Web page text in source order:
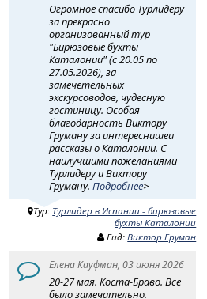
Огромное спасибо Турлидеру
за прекрасно
организованный тур
"Бирюзовые бухты
Каталонии" (с 20.05 по
27.05.2026), за
замечетельных
экскурсоводов, чудесную
гостиницу. Особая
благодарность Виктору
Груману за интереснишеи
рассказы о Каталонии. С
наилучшими пожеланиями
Турлидеру и Виктору
Груману.Подробнее>
Тур: Турлидер в Испании - бирюзовые
бухты Каталонии
Гид:Виктор Груман
Елена Кауфман, 03 июня 2026
20-27 мая. Коста-Браво. Все
было замечательно.